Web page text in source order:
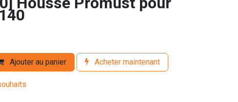
Ajouter au panier Acheter maintenant